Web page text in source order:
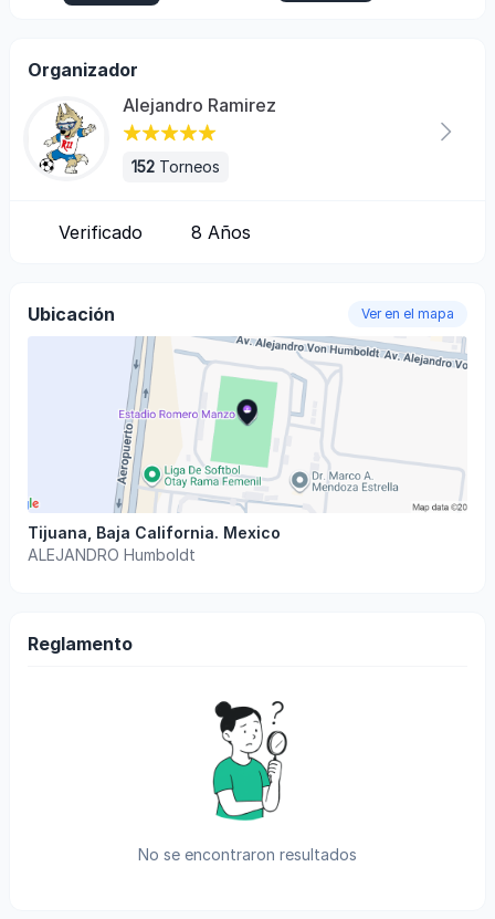
Organizador
Alejandro Ramirez
152 Torneos
Verificado 8 Años
Ubicación Ver en el mapa
Tijuana Baja California. Mexico
ALEJANDRO Humboldt
Reglamento
No se encontraron resultados